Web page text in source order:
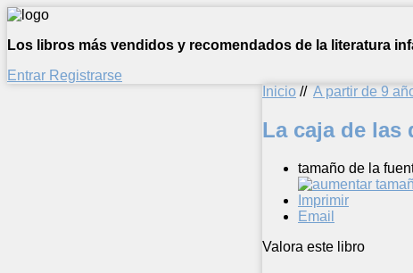
Los libros más vendidos y recomendados de la literatura
Entrar Registrarse
Inicio // A partir de 9
La caja de las
tamaño de la
Imprimir
Email
Valora este libro